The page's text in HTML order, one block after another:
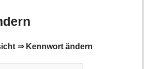
⇒ Kennwort ändern